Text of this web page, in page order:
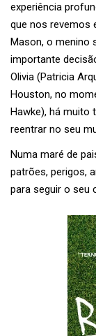
experiência
que nos revemos
Mason, o menino
importante
Olivia (Patricia
Houston, no
Hawke), há muito
reentrar no seu
Numa maré de
patrões, perigos,
para seguir o seu